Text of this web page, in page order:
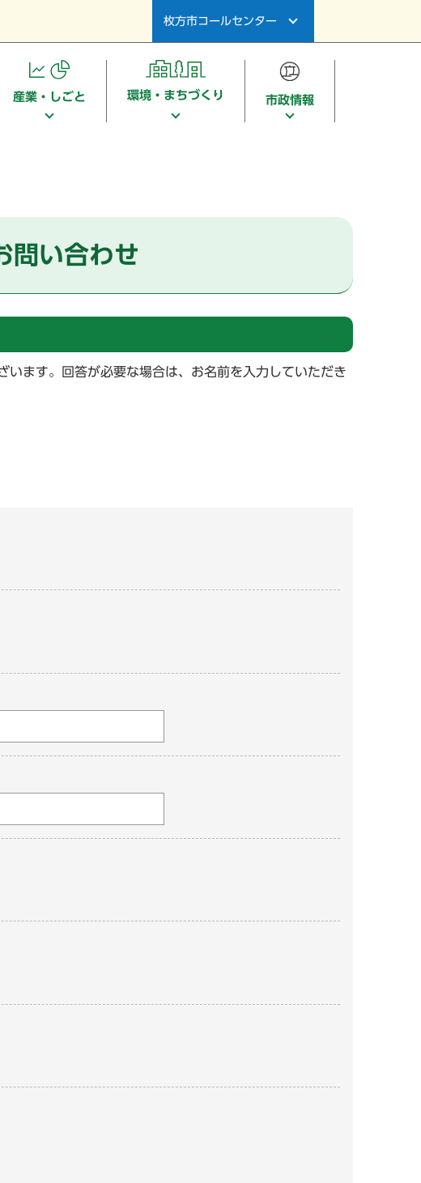
枚方市コールセンター
産業・しごと 環境・まちづくり 市政情報
問い合わせ
います。回答が必要な場合は、お名前を入力していただき